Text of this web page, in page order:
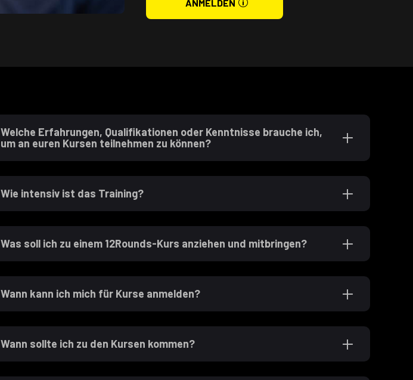
ANMELDEN
Welche Erfahrungen, Qualifikationen oder Kenntnisse brauche ich,
um an euren Kursen teilnehmen zu können?
Wie intensiv ist das Training?
Was soll ich zu einem 12Rounds-Kurs anziehen und mitbringen?
Wann kann ich mich für Kurse anmelden?
Wann sollte ich zu den Kursen kommen?